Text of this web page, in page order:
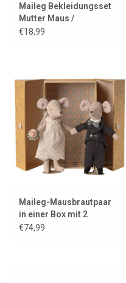
Maileg Bekleidungsset
Mutter Maus /
Jeanskleid + Tasche +
€18,99
Maileg-Mausbrautpaar
in einer Box mit 2
Ständern
€74,99